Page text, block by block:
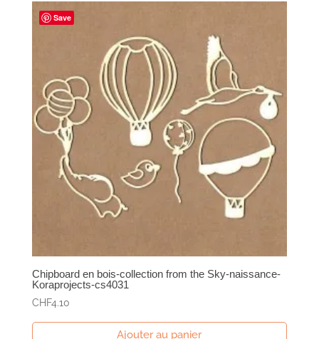
Save
Chipboard en bois-collection from the Sky-naissance-
Koraprojects-cs4031
CHF4.10
Ajouter au panier